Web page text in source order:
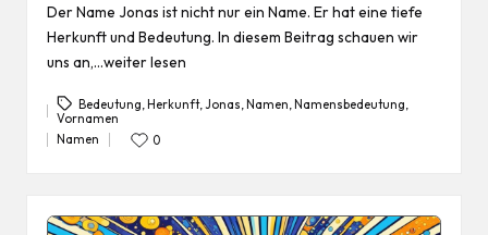
Der Name Jonas ist nicht nur ein Name. Er hat eine tiefe
Herkunft und Bedeutung. In diesem Beitrag schauen wir
uns an,…weiter lesen
Tags:
Bedeutung ,Herkunft,Jonas ,Namen ,Namensbedeutung
Vornamen
Posted
Namen 0